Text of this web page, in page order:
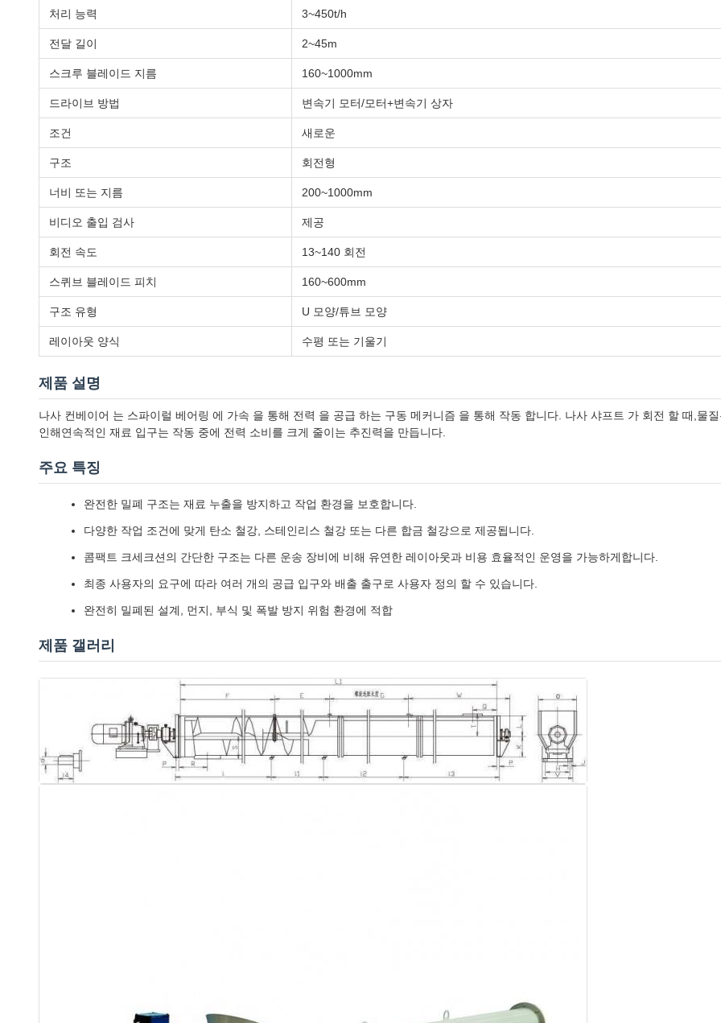
처리 능력 3~450t/h
전달 길이 2~45m
스크루 블레이드 지름 160~1000mm
드라이브 방법 변속기 모터/모터+변속기 상자
조건 새로운
구조 회전형
너비 또는 지름 200~1000mm
비디오 출입 검사 제공
회전 속도 13~140 회전
스퀴브 블레이드 피치 160~600mm
구조 유형 U 모양/튜브 모양
레이아웃 양식 수평 또는 기울기
제품 설명
나사 컨베이어 는 스파이럴 베어링 에 가속 을 통해 전력 을 공급 하는 구동 메커니즘 을 통해 작동 합니다. 나사 샤프트 가 회전 할 때,물
인해연속적인 재료 입구는 작동 중에 전력 소비를 크게 줄이는 추진력을 만듭니다.
주요 특징
완전한 밀폐 구조는 재료 누출을 방지하고 작업 환경을 보호합니다.
다양한 작업 조건에 맞게 탄소 철강, 스테인리스 철강 또는 다른 합금 철강으로 제공됩니다.
콤팩트 크세크션의 간단한 구조는 다른 운송 장비에 비해 유연한 레이아웃과 비용 효율적인 운영을 가능하게합니다.
최종 사용자의 요구에 따라 여러 개의 공급 입구와 배출 출구로 사용자 정의 할 수 있습니다.
완전히 밀폐된 설계, 먼지, 부식 및 폭발 방지 위험 환경에 적합
제품 갤러리